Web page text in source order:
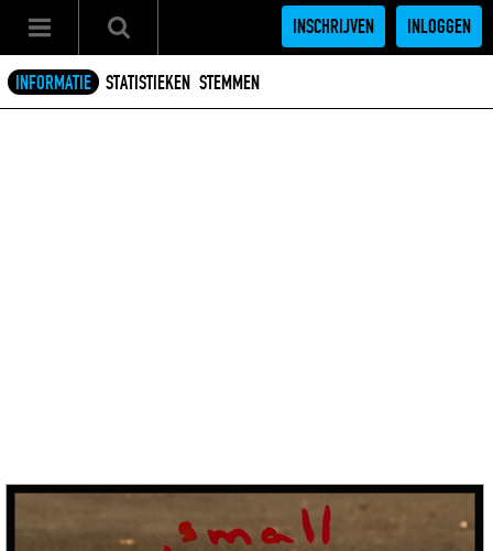
INSCHRIJVEN INLOGGEN
INFORMATIE STATISTIEKEN STEMMEN